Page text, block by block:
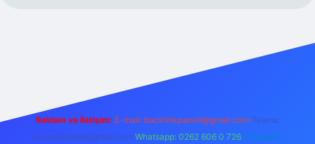
Reklam ve İletişim: E-mail: backlinkpaneli@gmail.com Teams:
forumhizmeti@gmail.com Whatsapp: 0262 606 0 726 Telegram: